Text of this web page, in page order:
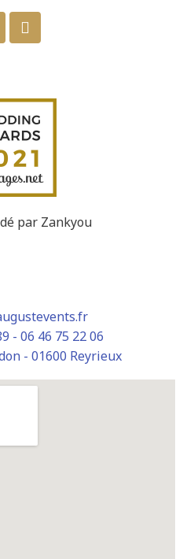
- 06 46 75 22 06
- 01600 Reyrieux